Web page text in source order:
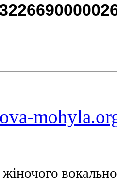
жіночого